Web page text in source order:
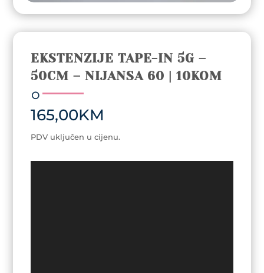
EKSTENZIJE TAPE-IN 5G –
50CM – NIJANSA 60 | 10KOM
165,00KM
PDV uključen u cijenu.